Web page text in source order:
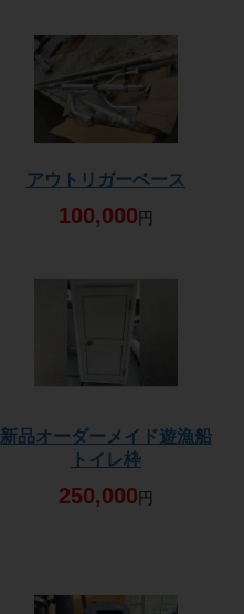
アウトリガーベース
100,000 円
新品オーダーメイド遊漁船
トイレ枠
250,000 円